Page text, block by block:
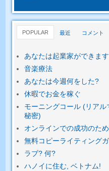
POPULAR 最近 コメント
あなたは起業家ができま
音楽療法
あなたは今週何をした?
休暇でお金を稼ぐ
モーニングコール (リア
秘密)
オンラインでの成功のた
無料コピーライティング
ラブ? 何?
ハノイに住む, ベトナム!